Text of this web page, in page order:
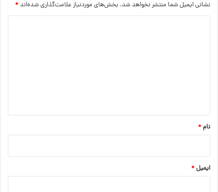
نشانی ایمیل شما منتشر نخواهد شد. بخش‌های موردنیاز علامت‌گذاری شده‌اند *
نام*
ایمیل*